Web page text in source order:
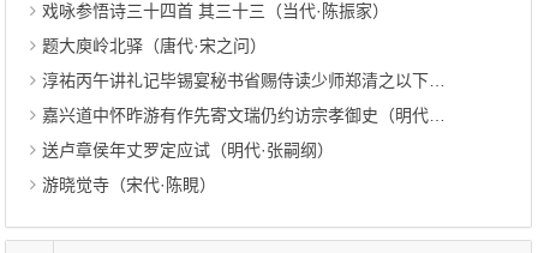
戏咏参悟诗三十四首 其三十三（当代·陈振家）
题大庾岭北驿（唐代·宋之问）
淳祐丙午讲礼记毕锡宴秘书省赐侍读少师郑清之以下（宋代·赵昀）
嘉兴道中怀昨游有作先寄文瑞仍约访宗孝御史（明代·顾清）
送卢章侯年丈罗定应试（明代·张嗣纲）
游晓觉寺（宋代·陈睍）